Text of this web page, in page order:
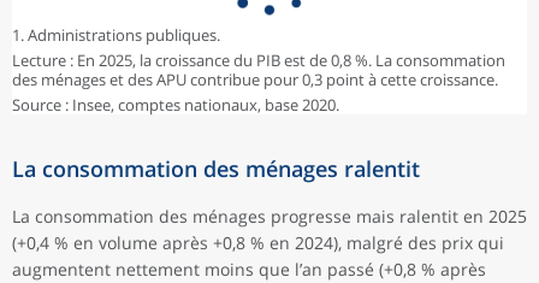
1. Administrations publiques.
Lecture : En 2025, la croissance du PIB est de 0,8 %. La consommation
des ménages et des APU contribue pour 0,3 point à cette croissance.
Source : Insee, comptes nationaux, base 2020.
La consommation des ménages ralentit
La consommation des ménages progresse mais ralentit en 2025
(+0,4 % en volume après +0,8 % en 2024), malgré des prix qui
augmentent nettement moins que l’an passé (+0,8 % après